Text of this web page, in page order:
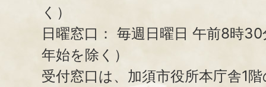
く）
日曜窓口： 毎週日曜日 午前8時
年始を除く）
受付窓口は、加須市役所本庁舎1